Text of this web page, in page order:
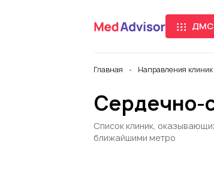
ДМС
Главная Направления
Сердечно-
Список клиник,
ближайшими метро